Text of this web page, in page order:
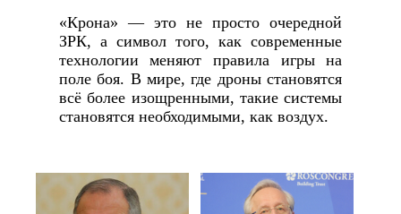
«Крона» — это не просто очередной
ЗРК, а символ того, как современные
технологии меняют правила игры на
поле боя. В мире, где дроны становятся
всё более изощренными, такие системы
становятся необходимыми, как воздух.